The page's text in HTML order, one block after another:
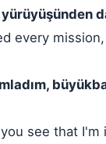
every
see that